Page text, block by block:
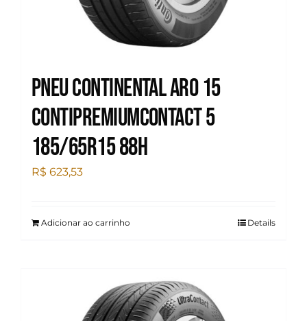
Pneu Continental Aro 15
Contipremiumcontact 5
185/65R15 88H
R$ 623,53
Adicionar ao carrinho Details